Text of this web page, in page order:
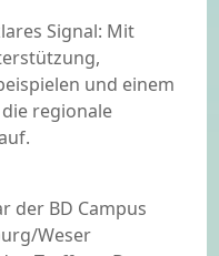
Signal: Mit
und einem
regionale
der BD Campus
Weser